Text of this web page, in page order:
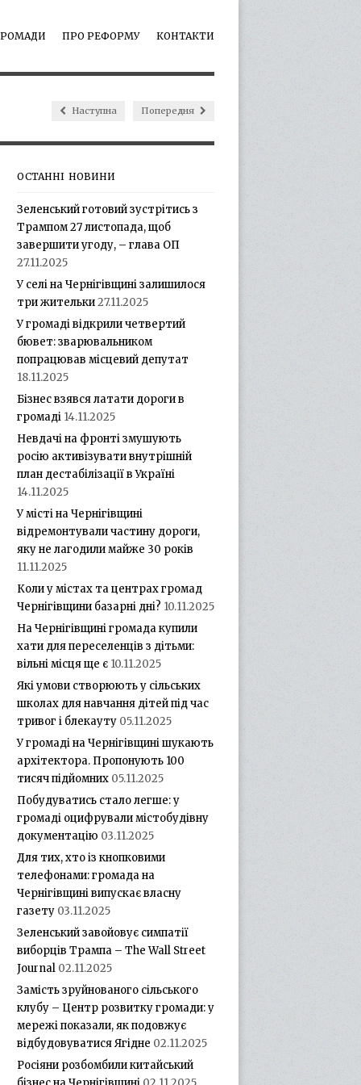
ПРО РЕФОРМУ КОНТАКТИ
Наступна Попередня
ОСТАННІ НОВИНИ
Зеленський готовий зустрітись з
Трампом 27 листопада, щоб
завершити угоду, – глава ОП
27.11.2025
У селі на Чернігівщині залишилося
три жительки27.11.2025
У громаді відкрили четвертий
бювет: зварювальником
попрацював місцевий депутат
18.11.2025
Бізнес взявся латати дороги в
громаді 14.11.2025
Невдачі на фронті змушують
росію активізувати внутрішній
план дестабілізації в Україні
14.11.2025
У місті на Чернігівщині
відремонтували частину дороги,
яку не лагодили майже 30 років
11.11.2025
Коли у містах та центрах громад
Чернігівщини базарні дні? 10.11.2025
На Чернігівщині громада купили
хати для переселенців з дітьми:
вільні місця ще є 10.11.2025
Які умови створюють у сільських
школах для навчання дітей під час
тривог і блекауту 05.11.2025
У громаді на Чернігівщині шукають
архітектора. Пропонують 100
тисяч підйомних 05.11.2025
Побудуватись стало легше: у
громаді оцифрували містобудівну
документацію 03.11.2025
Для тих, хто із кнопковими
телефонами: громада на
Чернігівщині випускає власну
газету 03.11.2025
Зеленський завойовує симпатії
виборців Трампа – The Wall Street
Journal 02.11.2025
Замість зруйнованого сільського
клубу – Центр розвитку громади: у
мережі показали, як подовжує
відбудовуватися Ягідне 02.11.2025
Росіяни розбомбили китайський